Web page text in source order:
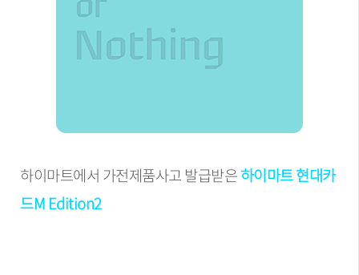
하이마트에서 가전제품사고 발급받은하이마트 현대카
드M Edition2